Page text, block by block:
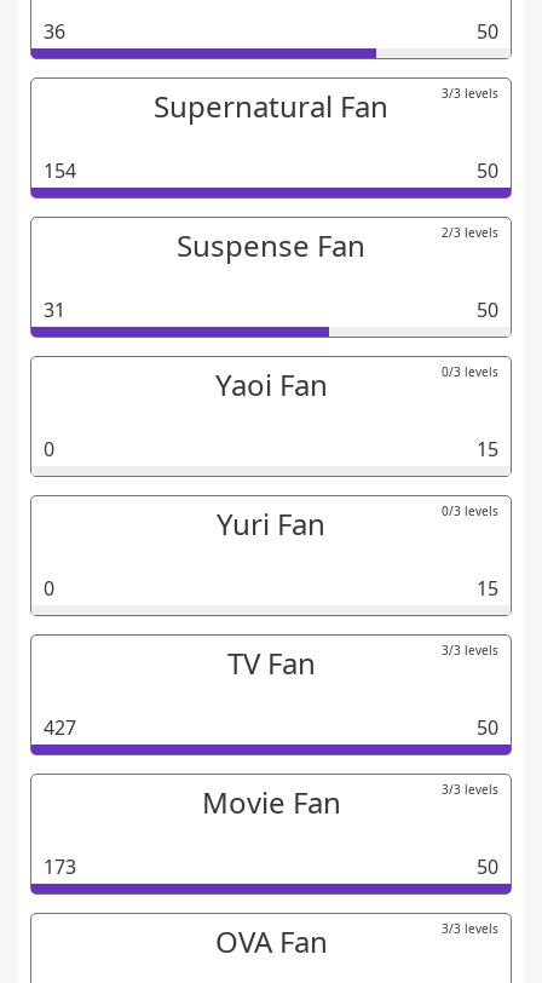
36 50
Supernatural Fan 3/3 levels
154 50
Suspense Fan 2/3 levels
31 50
Yaoi Fan 0/3 levels
0 15
Yuri Fan 0/3 levels
0 15
TV Fan 3/3 levels
427 50
Movie Fan 3/3 levels
173 50
OVA Fan 3/3 levels